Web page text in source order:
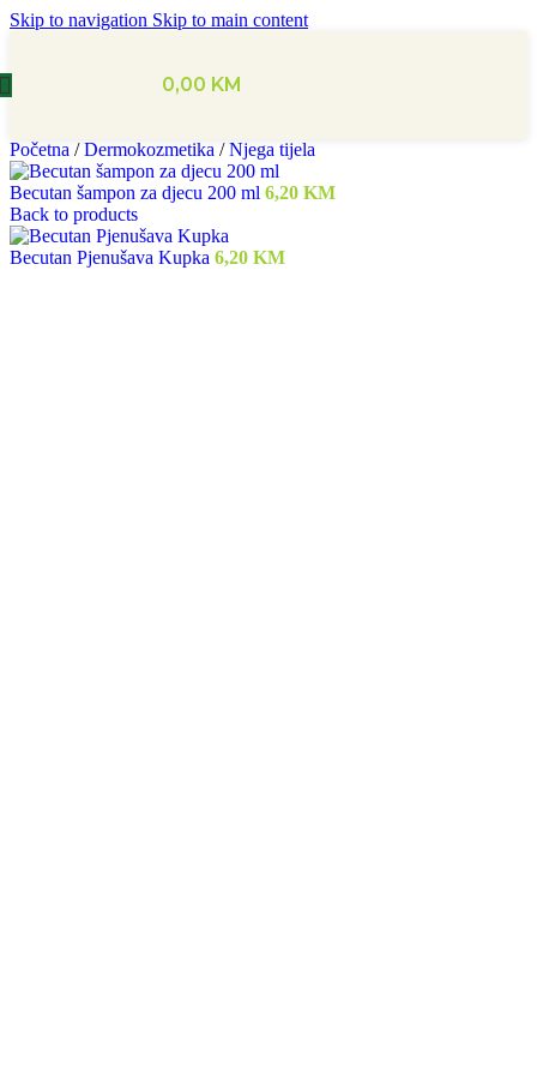
Skip to navigation Skip to main content
0,00 KM
Početna / Dermokozmetika / Njega tijela
Becutan šampon za djecu 200 ml 6,20 KM
Back to products
Becutan Pjenušava Kupka 6,20 KM